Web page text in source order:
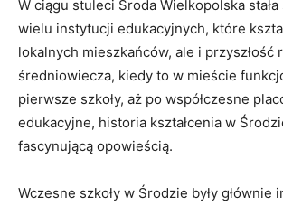
W ciągu stuleci Środa Wielkopolska
wielu instytucji edukacyjnych, które
lokalnych mieszkańców, ale i przyszłość
średniowiecza, kiedy to w mieście
pierwsze szkoły, aż po współczesne
edukacyjne, historia kształcenia w
fascynującą opowieścią.
Wczesne szkoły w Środzie były głównie